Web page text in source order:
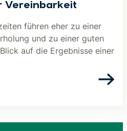
Vereinbarkeit
führen eher zu einer
und zu einer guten
auf die Ergebnisse einer